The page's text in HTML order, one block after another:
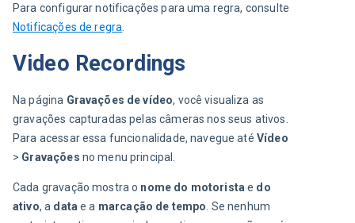
Para configurar notificações para uma regra, consulte
Notificações de regra
Video Recordings
Na página Gravações de vídeo, você visualiza as
gravações capturadas pelas câmeras nos seus ativos.
Para acessar essa funcionalidade, navegue até Vídeo
> Gravações no menu principal.
Cada gravação mostra o nome do motorista e do
ativo, a data e a marcação de tempo . Se nenhum